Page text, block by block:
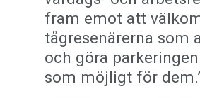
fram emot att
tågresenärerna som
och göra
som möjligt för